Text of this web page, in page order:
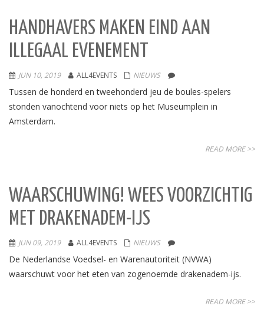
HANDHAVERS MAKEN EIND AAN
ILLEGAAL EVENEMENT
JUN 10, 2019 ALL4EVENTS NIEUWS
Tussen de honderd en tweehonderd jeu de boules-spelers
stonden vanochtend voor niets op het Museumplein in
Amsterdam.
READ MORE >>
WAARSCHUWING! WEES VOORZICHTIG
MET DRAKENADEM-IJS
JUN 09, 2019 ALL4EVENTS NIEUWS
De Nederlandse Voedsel- en Warenautoriteit (NVWA)
waarschuwt voor het eten van zogenoemde drakenadem-ijs.
READ MORE >>